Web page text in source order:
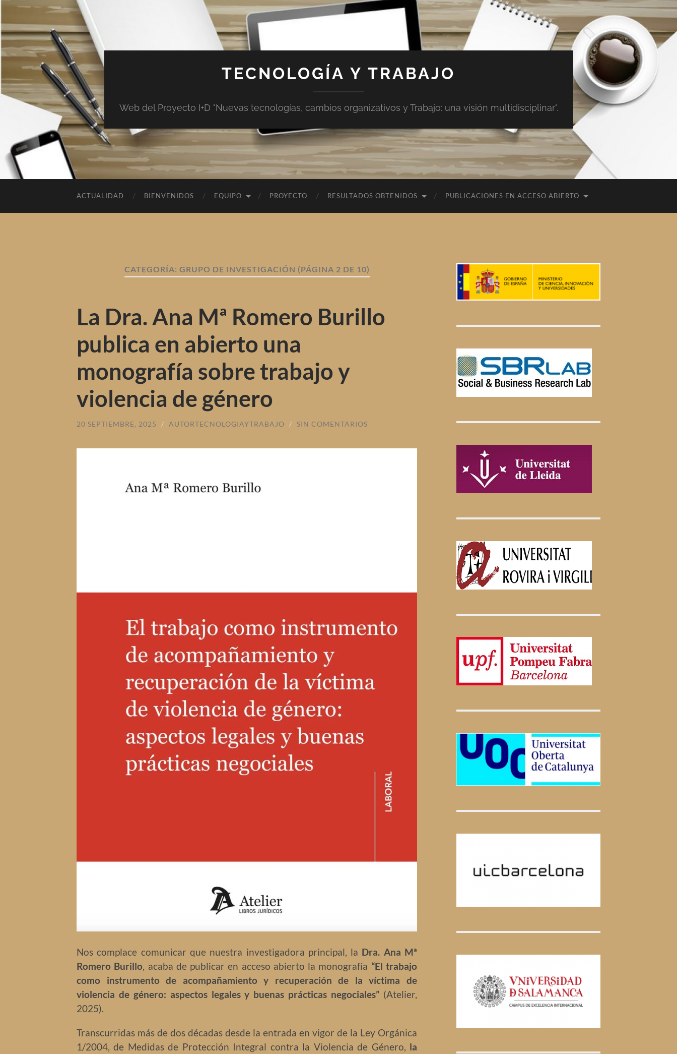
TECNOLOGÍA Y TRABAJO
Web del Proyecto I+D "Nuevas tecnologías, cambios organizativos y Trabajo: una visión multidisciplinar".
ACTUALIDAD BIENVENIDOS EQUIPO PROYECTO RESULTADOS OBTENIDOS PUBLICACIONES EN ACCESO ABIERTO
CATEGORÍA: GRUPO DE INVESTIGACIÓN (PÁGINA 2 DE 10)
La Dra. Ana Mª Romero Burillo
publica en abierto una
monografía sobre trabajo y
violencia de género
20 SEPTIEMBRE, 2025 / AUTORTECNOLOGIAYTRABAJO / SIN COMENTARIOS
Nos complace comunicar que nuestra investigadora principal, la Dra. Ana Mª
Romero Burillo, acaba de publicar en acceso abierto la monografía “El trabajo
como instrumento de acompañamiento y recuperación de la víctima de
violencia de género: aspectos legales y buenas prácticas negociales” (Atelier,
2025).
Transcurridas más de dos décadas desde la entrada en vigor de la Ley Orgánica
1/2004, de Medidas de Protección Integral contra la Violencia de Género, la